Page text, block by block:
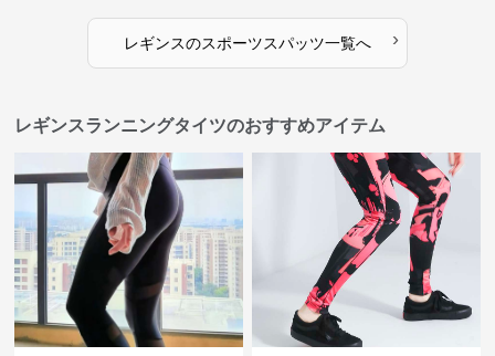
レギンスのスポーツスパッツ一覧へ ›
レギンスランニングタイツのおすすめアイテム